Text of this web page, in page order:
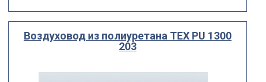
Воздуховод из полиуретана ТЕХ PU 1300
203